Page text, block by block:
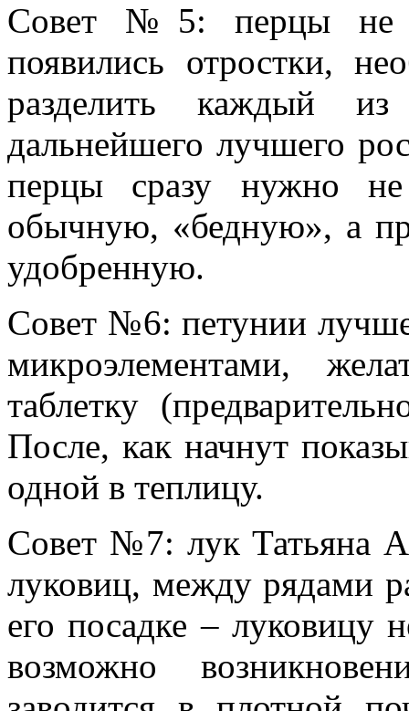
Совет №5: перцы не
появились отростки,
разделить каждый
дальнейшего лучшего
перцы сразу нужно
обычную, «бедную», а
удобренную.
Совет №6: петунии
микроэлементами,
таблетку
После, как начнут
одной в теплицу.
Совет №7: лук Татьяна
луковиц, между рядами
его посадке – луковицу
возможно